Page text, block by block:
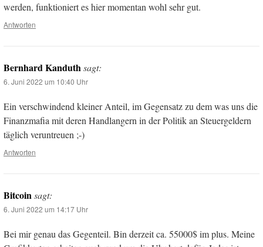
werden, funktioniert es hier momentan wohl sehr gut.
Antworten
Bernhard Kanduthsagt:
6. Juni 2022 um 10:40 Uhr
Ein verschwindend kleiner Anteil, im Gegensatz zu dem was uns die
Finanzmafia mit deren Handlangern in der Politik an Steuergeldern
täglich veruntreuen ;-)
Antworten
Bitcoinsagt:
6. Juni 2022 um 14:17 Uhr
Bei mir genau das Gegenteil. Bin derzeit ca. 55000$ im plus. Meine